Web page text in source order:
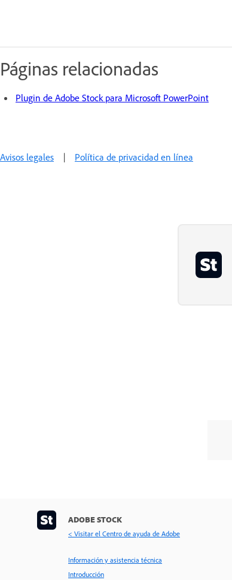
Páginas relacionadas
Plugin de Adobe Stock para Microsoft PowerPoint
Avisos legales | Política de privacidad en línea
ADOBE STOCK
< Visitar el Centro de ayuda de Adobe
Información y asistencia técnica
Introducción